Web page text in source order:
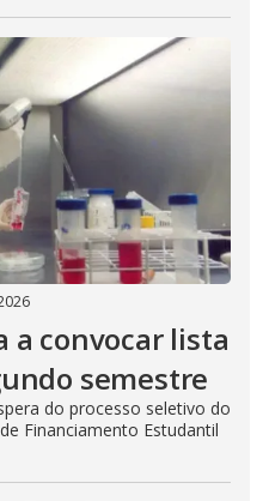
a convocar lista
semestre
do processo seletivo do
Financiamento Estudantil